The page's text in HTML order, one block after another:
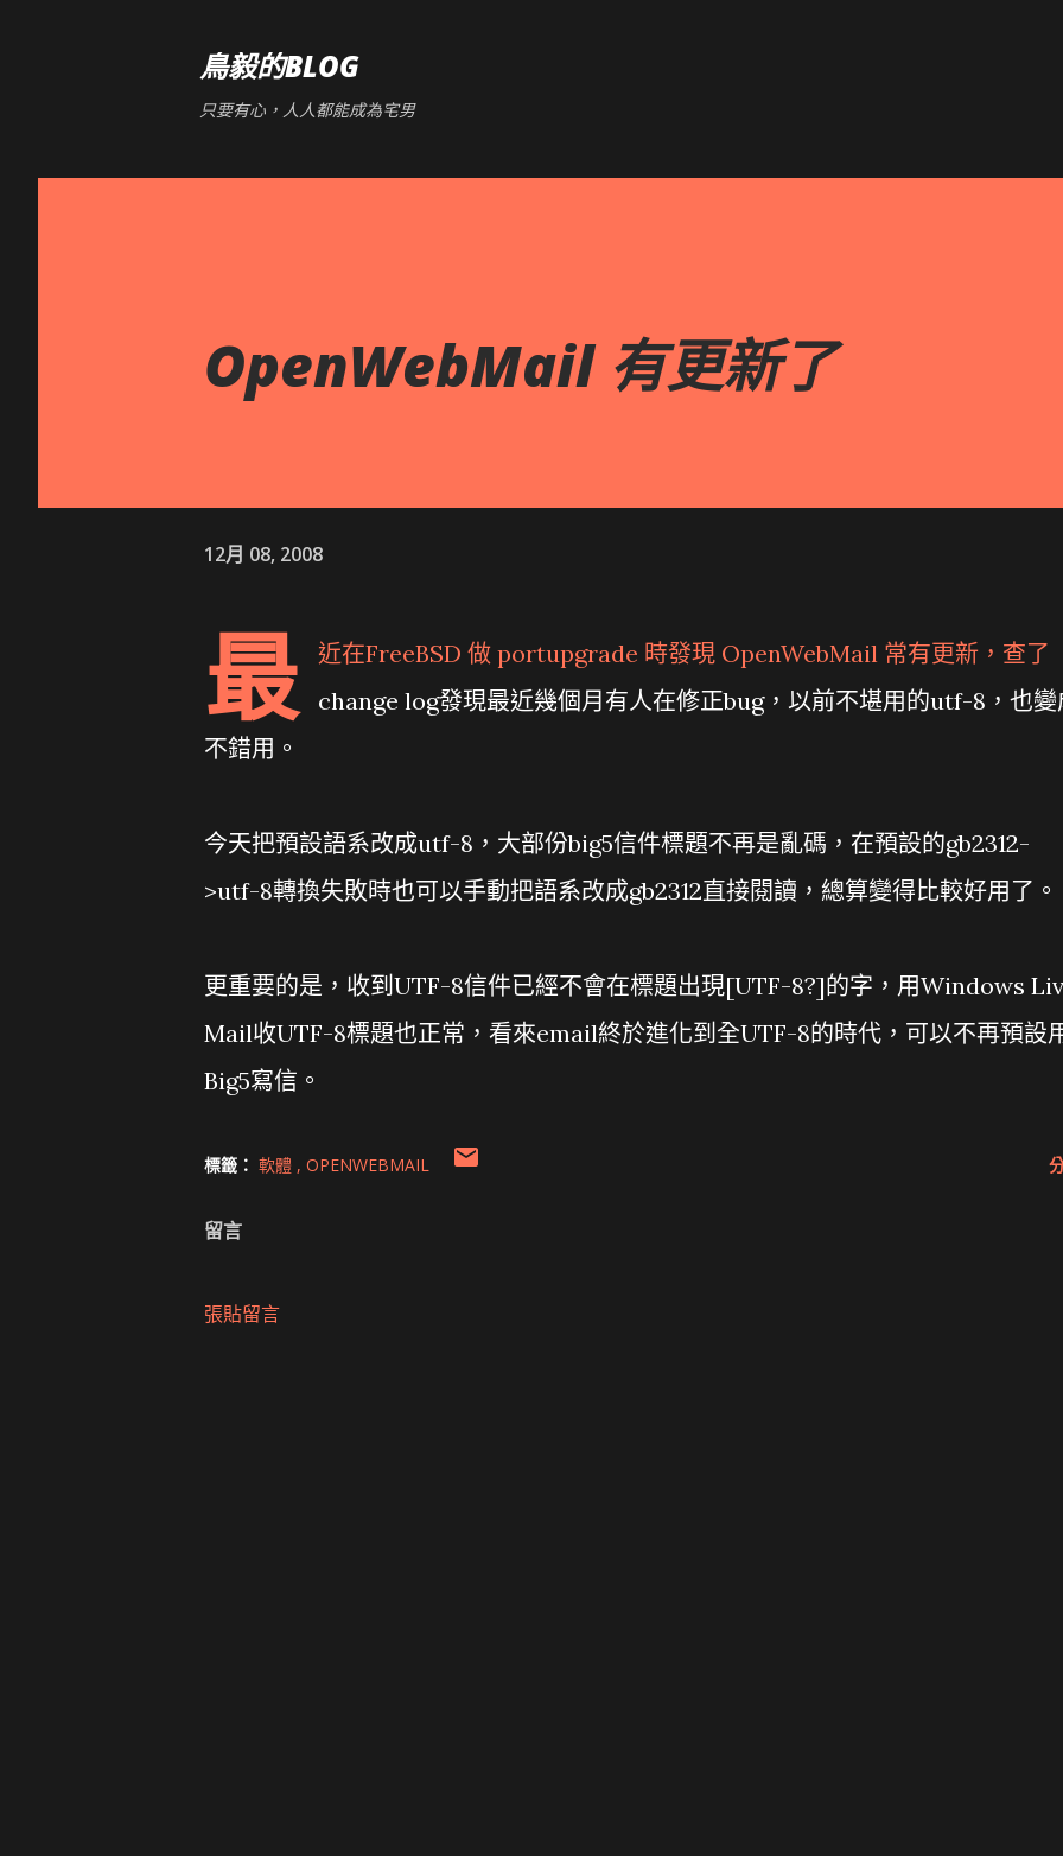
鳥毅的BLOG
只要有心，人人都能成為宅男
OpenWebMail 有更新了
12月 08, 2008
最
近在FreeBSD 做 portupgrade 時發現 OpenWebMail 常有更新，查了
change log發現最近幾個月有人在修正bug，以前不堪用的utf-8，也變
不錯用。
今天把預設語系改成utf-8，大部份big5信件標題不再是亂碼，在預設的gb2312-
>utf-8轉換失敗時也可以手動把語系改成gb2312直接閱讀，總算變得比較好用了。
更重要的是，收到UTF-8信件已經不會在標題出現[UTF-8?]的字，用Windows
Mail收UTF-8標題也正常，看來email終於進化到全UTF-8的時代，可以不再預設
Big5寫信。
標籤： 軟體 OPENWEBMAIL
留言
張貼留言